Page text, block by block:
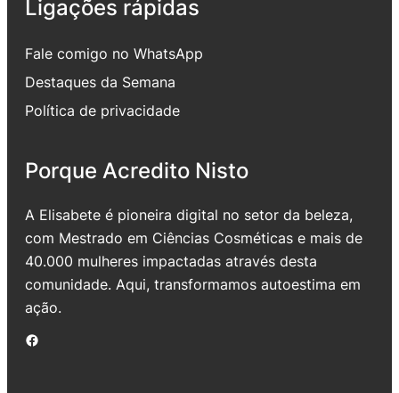
Ligações rápidas
Fale comigo no WhatsApp
Destaques da Semana
Política de privacidade
Porque Acredito Nisto
A Elisabete é pioneira digital no setor da beleza,
com Mestrado em Ciências Cosméticas e mais de
40.000 mulheres impactadas através desta
comunidade. Aqui, transformamos autoestima em
ação.
Facebook